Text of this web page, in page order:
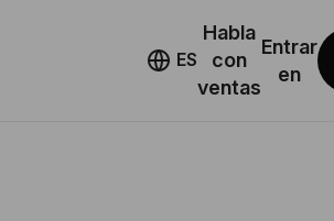
ES
Habla
con
ventas
Entrar
en